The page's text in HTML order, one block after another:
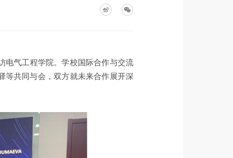
电气工程学院。学校国际合作与交流
等共同与会，双方就未来合作展开深